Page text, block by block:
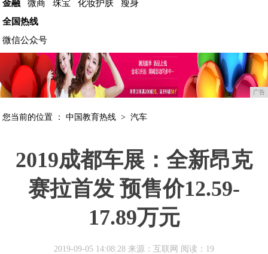
金融
微商 珠宝 化妆护肤
瘦身
全国热线
微信公众号
广告
您当前的位置 ：中国教育热线 >汽车
2019成都车展：全新昂克
赛拉首发 预售价12.59-
17.89万元
2019-09-05 14:08:28 来源：互联网 阅读：19